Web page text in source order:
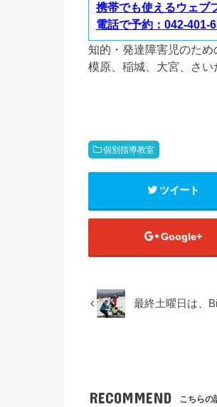
携帯でも使えるウェブ
電話で予約：042-401-
知的・発達障害児のた
模原、稲城、大宮、さい
個別指導教室
ツイート
Google+
最終土曜日は、
RECOMMEND こちらの